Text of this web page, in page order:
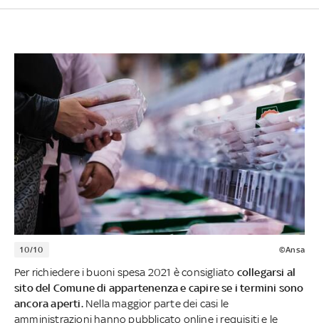
10/10 ©Ansa
Per richiedere i buoni spesa 2021 è consigliato collegarsi al
sito del Comune di appartenenza e capire se i termini sono
ancora aperti.Nella maggior parte dei casi le
amministrazioni hanno pubblicato online i requisiti e le